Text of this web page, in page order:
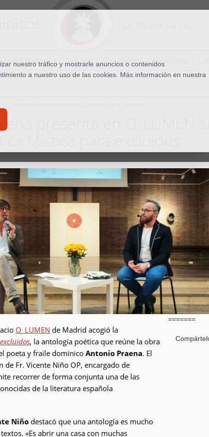
nuestro tráfico y mostrarle anuncios o contenidos
a nuestro uso de las cookies. Más información en nuestra
¿Qué hacemos? Noticias Documentos Vocaciones
presenta en O_LUMEN
O_LUMEN de Madrid acogió la
, la antología poética que reúne la obra
poeta y fraile dominicoAntonio Praena. El
Fr. Vicente Niño OP, encargado de
recorrer de forma conjunta una de las
de la literatura española
Niñodestacó que una antología es mucho
«Es abrir una casa con muchas
=======